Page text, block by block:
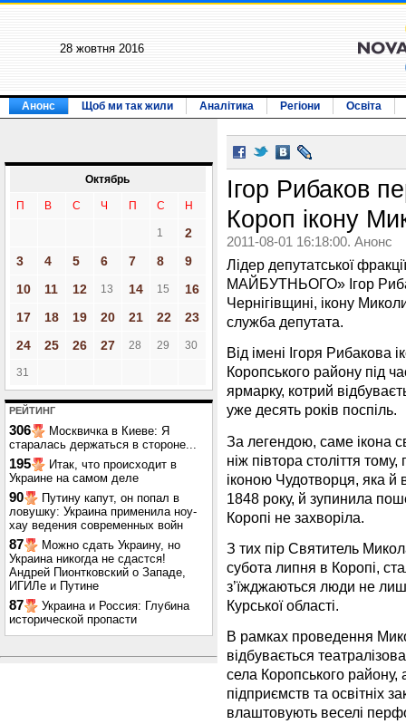
28 жовтня 2016
Анонс Щоб ми так жили Аналітика Регіони Освіта
Октябрь
П В С Ч П С Н
1
2
3
4 5 6 7 8
9
10
11 12 13 14 15
16
17
18 19 20 21 22
23
24
25 26 27 28 29 30
31
РЕЙТИНГ
306
Москвичка в Киеве: Я
старалась держаться в стороне...
195
Итак, что происходит в
Украине на самом деле
90
Путину капут, он попал в
ловушку: Украина применила ноу-
хау ведения современных войн
87
Можно сдать Украину, но
Украина никогда не сдастся!
Андрей Пионтковский о Западе,
ИГИЛе и Путине
87
Украина и Россия: Глубина
исторической пропасти
Ігор Рибаков
Короп ікону
2011-08-01 16:18:00. Анонс
Лідер депутатської
МАЙБУТНЬОГО» Ігор
Чернігівщині, ікону
служба депутата.
Від імені Ігоря Рибакова
Коропського району під
ярмарку, котрий
уже десять років поспіль.
За легендою, саме ікона
ніж півтора століття
іконою Чудотворця, яка й
1848 року, й зупинила
Коропі не захворіла.
З тих пір Святитель
субота липня в Коропі,
з’їжджаються люди не
Курської області.
В рамках проведення
відбувається
села Коропського району,
підприємств та освітніх
влаштовують веселі